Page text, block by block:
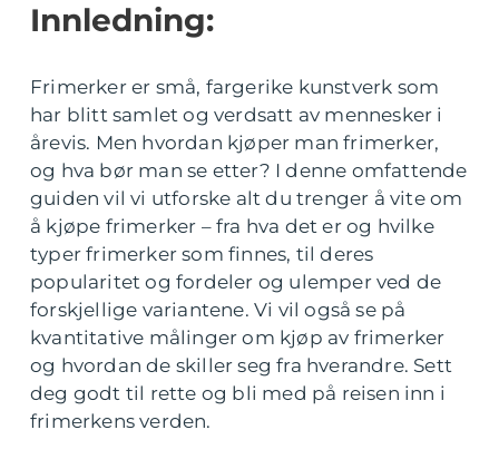
Innledning:
Frimerker er små, fargerike kunstverk som
har blitt samlet og verdsatt av mennesker i
årevis. Men hvordan kjøper man frimerker,
og hva bør man se etter? I denne omfattende
guiden vil vi utforske alt du trenger å vite om
å kjøpe frimerker – fra hva det er og hvilke
typer frimerker som finnes, til deres
popularitet og fordeler og ulemper ved de
forskjellige variantene. Vi vil også se på
kvantitative målinger om kjøp av frimerker
og hvordan de skiller seg fra hverandre. Sett
deg godt til rette og bli med på reisen inn i
frimerkens verden.